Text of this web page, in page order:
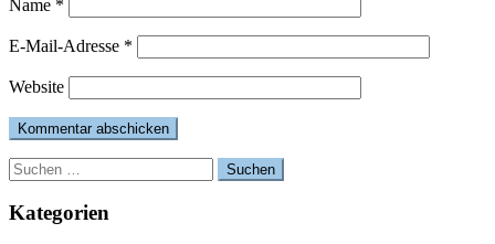
Name *
E-Mail-Adresse *
Website
Suchen
nach:
Kategorien